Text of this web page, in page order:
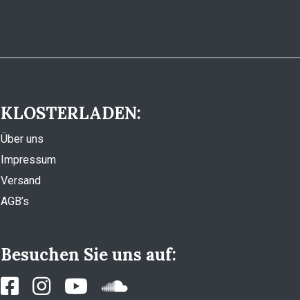
KLOSTERLADEN:
Über uns
Impressum
Versand
AGB’s
Besuchen Sie uns auf: